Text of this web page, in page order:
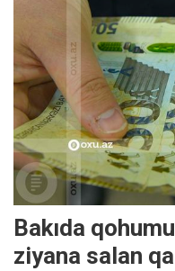
Bakıda
ziyana salan